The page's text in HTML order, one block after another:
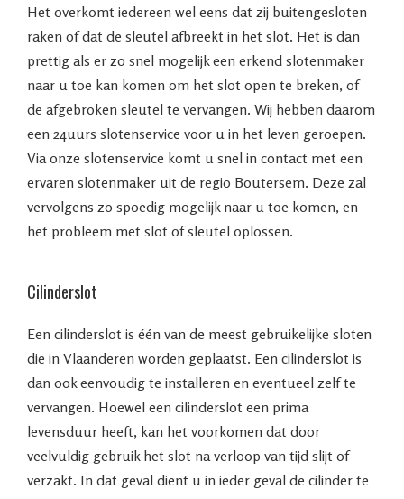
Het overkomt iedereen wel eens dat zij buitengesloten
raken of dat de sleutel afbreekt in het slot. Het is dan
prettig als er zo snel mogelijk een erkend slotenmaker
naar u toe kan komen om het slot open te breken, of
de afgebroken sleutel te vervangen. Wij hebben daarom
een 24uurs slotenservice voor u in het leven geroepen.
Via onze slotenservice komt u snel in contact met een
ervaren slotenmaker uit de regio Boutersem. Deze zal
vervolgens zo spoedig mogelijk naar u toe komen, en
het probleem met slot of sleutel oplossen.
Cilinderslot
Een cilinderslot is één van de meest gebruikelijke sloten
die in Vlaanderen worden geplaatst. Een cilinderslot is
dan ook eenvoudig te installeren en eventueel zelf te
vervangen. Hoewel een cilinderslot een prima
levensduur heeft, kan het voorkomen dat door
veelvuldig gebruik het slot na verloop van tijd slijt of
verzakt. In dat geval dient u in ieder geval de cilinder te